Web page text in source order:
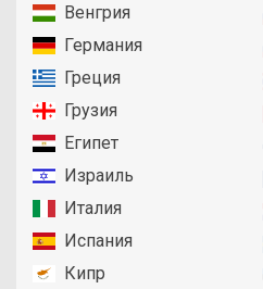
Венгрия
Германия
Греция
Грузия
Египет
Израиль
Италия
Испания
Кипр